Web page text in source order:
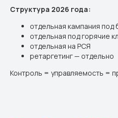
Структура 2026 года:
отдельная кампания под
отдельная под горячие
отдельная на РСЯ
ретаргетинг — отдельно
Контроль = управляемость =